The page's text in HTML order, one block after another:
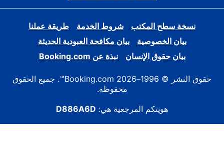
نسخة سطح المكتب شروط الخدمة
طريقة عملنا
بيان الخصوصية
بيان مكافحة العبودية الحديثة
بيان حقوق الإنسان
نبذة عن Booking.com
حقوق النشر © 1996–2026 Booking.com™. جميع الحقوق
محفوظة.
هويتكم المرجعية هي: D886A6D